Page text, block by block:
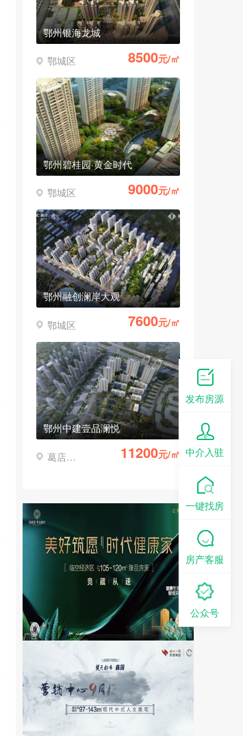
鄂州银海龙城
鄂城区 8500元/㎡
鄂州碧桂园·黄金时代
鄂城区 9000元/㎡
鄂州融创澜岸大观
鄂城区 7600元/㎡
鄂州中建壹品澜悦
葛店经济开发区 11200元/㎡
发布房源
中介入驻
一键找房
房产客服
公众号